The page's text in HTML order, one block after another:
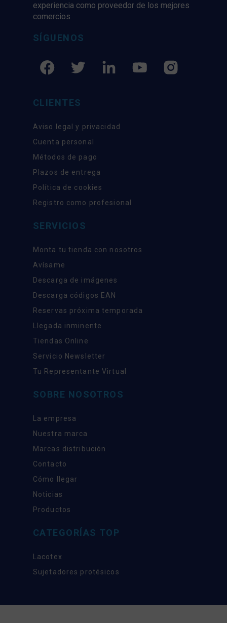
experiencia como proveedor de los mejores
comercios
SÍGUENOS
CLIENTES
Aviso legal y privacidad
Cuenta personal
Métodos de pago
Plazos de entrega
Política de cookies
Registro como profesional
SERVICIOS
Monta tu tienda con nosotros
Avísame
Descarga de imágenes
Descarga códigos EAN
Reservas próxima temporada
Llegada inminente
Tiendas Online
Servicio Newsletter
Tu Representante Virtual
SOBRE NOSOTROS
La empresa
Nuestra marca
Marcas distribución
Contacto
Cómo llegar
Noticias
Productos
CATEGORÍAS TOP
Lacotex
Sujetadores protésicos